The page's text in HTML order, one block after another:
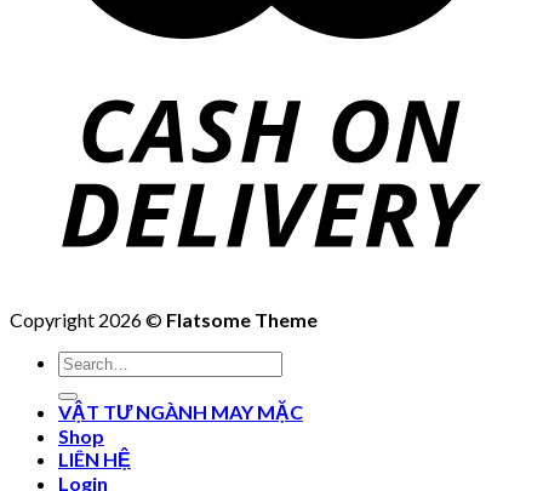
Copyright 2026 © Flatsome Theme
Search
for:
VẬT TƯ NGÀNH MAY MẶC
Shop
LIÊN HỆ
Login